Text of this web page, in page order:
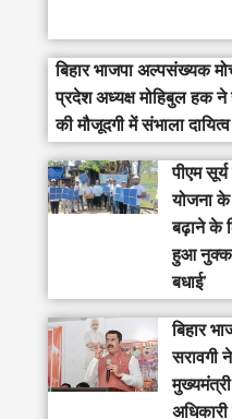
बिहार भाजपा अल्पसंख्यक
प्रदेश अध्यक्ष मोहिबुल हक ने
की मौजूदगी में संभाला दायित्व
पीएम
योजना
बढ़ाने के
हुआ
बधाई’
‎बिहार
सरावगी